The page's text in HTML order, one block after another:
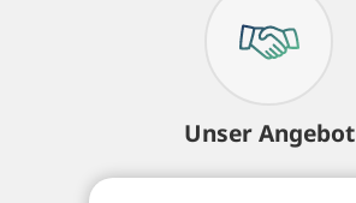
Unser Angebot